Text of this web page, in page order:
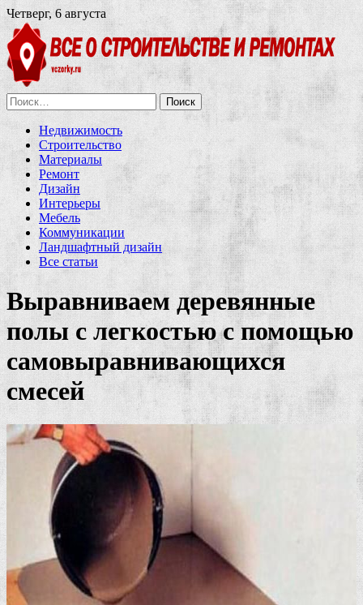
Четверг, 6 августа
Найти:
Недвижимость
Строительство
Материалы
Ремонт
Дизайн
Интерьеры
Мебель
Коммуникации
Ландшафтный дизайн
Все статьи
Выравниваем деревянные
полы с легкостью с помощью
самовыравнивающихся
смесей